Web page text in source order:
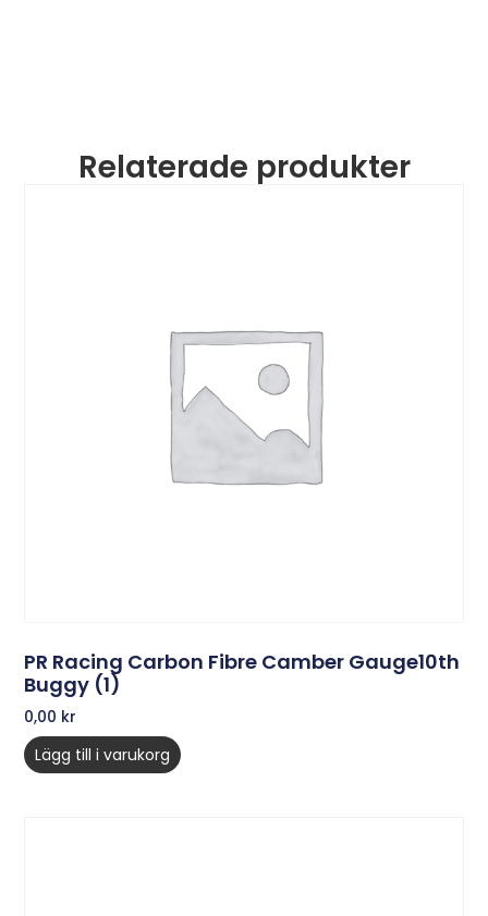
Relaterade produkter
PR Racing Carbon Fibre Camber Gauge10th
Buggy (1)
0,00 kr
Lägg till i varukorg